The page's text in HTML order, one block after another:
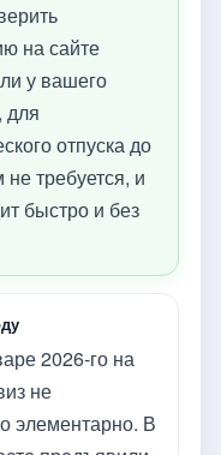
на сайте
у вашего
для
отпуска до
требуется, и
быстро и без
2026-го на
не
элементарно. В